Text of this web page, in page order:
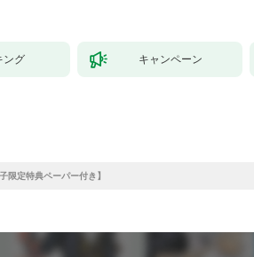
ング キャンペーン
限定特典ペーパー付き】